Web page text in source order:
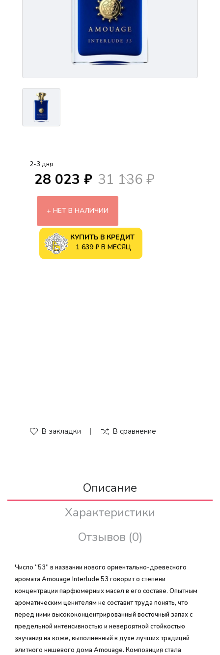
2-3 дня
28 023 ₽ 31 136 ₽
НЕТ В НАЛИЧИИ
КУПИТЬ В КРЕДИТ
1 639 ₽ В МЕСЯЦ
В закладки В сравнение
Описание
Характеристики
Отзывов (0)
Число “53” в названии нового ориентально-древесного
аромата Amouage Interlude 53 говорит о степени
концентрации парфюмерных масел в его составе. Опытным
ароматическим ценителям не составит труда понять, что
перед ними высококонцентрированный восточный запах с
предельной интенсивностью и невероятной стойкостью
звучания на коже, выполненный в духе лучших традиций
элитного нишевого дома Amouage. Композиция стала